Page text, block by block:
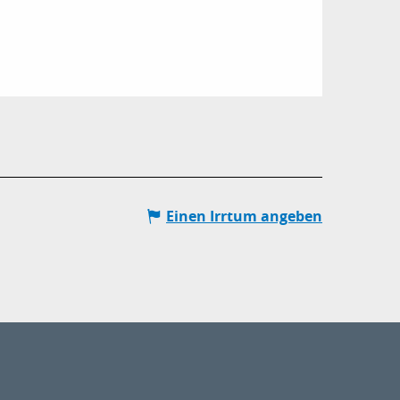
Einen Irrtum angeben